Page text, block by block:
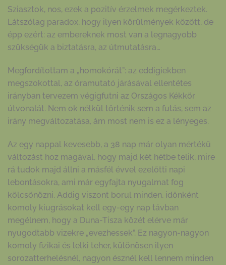
Sziasztok, nos, ezek a pozitív érzelmek megérkeztek.
Látszólag paradox, hogy ilyen körülmények között, de
épp ezért: az embereknek most van a legnagyobb
szükségük a biztatásra, az útmutatásra…
Megfordítottam a „homokórát”: az eddigiekben
megszokottal, az óramutató járásával ellentétes
irányban tervezem végigfutni az Országos Kékkör
útvonalát. Nem ok nélkül történik sem a futás, sem az
irány megváltozatása, ám most nem is ez a lényeges.
Az egy nappal kevesebb, a 38 nap már olyan mértékű
változást hoz magával, hogy majd két hétbe telik, mire
rá tudok majd állni a másfél évvel ezelőtti napi
lebontásokra, ami már egyfajta nyugalmat fog
kölcsönözni. Addig viszont borul minden, időnként
komoly kiugrásokat kell egy-egy nap távban
megélnem, hogy a Duna-Tisza közét elérve már
nyugodtabb vizekre „evezhessek”. Ez nagyon-nagyon
komoly fizikai és lelki teher, különösen ilyen
sorozatterhelésnél, nagyon észnél kell lennem minden